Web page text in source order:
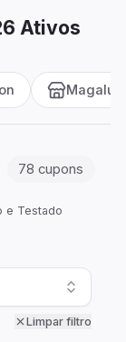
Ativos
Magalu
78 cupons
e Testado
Limpar filtro